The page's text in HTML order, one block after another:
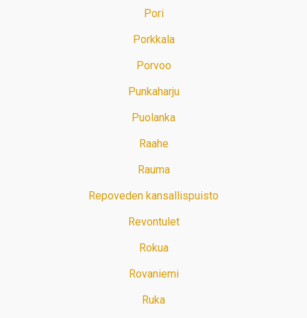
Pori
Porkkala
Porvoo
Punkaharju
Puolanka
Raahe
Rauma
Repoveden kansallispuisto
Revontulet
Rokua
Rovaniemi
Ruka